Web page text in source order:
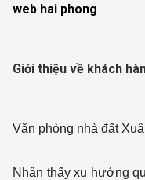
web hai phong
Giới thiệu về khách
Văn phòng nhà đất
Nhận thấy xu hướng